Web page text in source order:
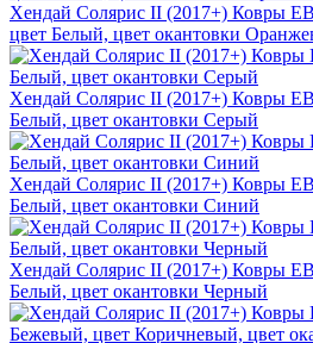
Хендай Солярис II (2017+) Ковры
цвет Белый, цвет окантовки
Хендай Солярис II (2017+) Ковры
Белый, цвет окантовки Серый
Хендай Солярис II (2017+) Ковры
Белый, цвет окантовки Синий
Хендай Солярис II (2017+) Ковры
Белый, цвет окантовки Черный